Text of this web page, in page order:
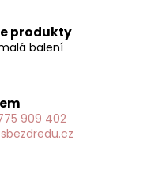
produkty
balení
909 402